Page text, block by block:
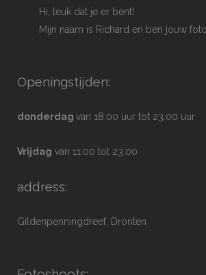
Hi, leuk dat je er bent!
Mijn naam is Richard en ben jouw
Openingstijden:
donderdag van 18:00 uur tot 23:00 uur
Vrijdag van 11:00 tot 23:00
address:
Gildenpenningdreef, Dronten